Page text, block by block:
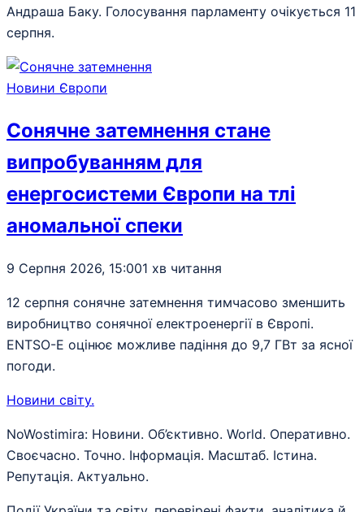
Андраша Баку. Голосування парламенту очікується 11
серпня.
Новини Європи
Сонячне затемнення стане
випробуванням для
енергосистеми Європи на тлі
аномальної спеки
9 Серпня 2026, 15:001 хв читання
12 серпня сонячне затемнення тимчасово зменшить
виробництво сонячної електроенергії в Європі.
ENTSO-E оцінює можливе падіння до 9,7 ГВт за ясної
погоди.
Новини світу.
NoWostimira: Новини. Об’єктивно. World. Оперативно.
Своєчасно. Точно. Інформація. Масштаб. Істина.
Репутація. Актуально.